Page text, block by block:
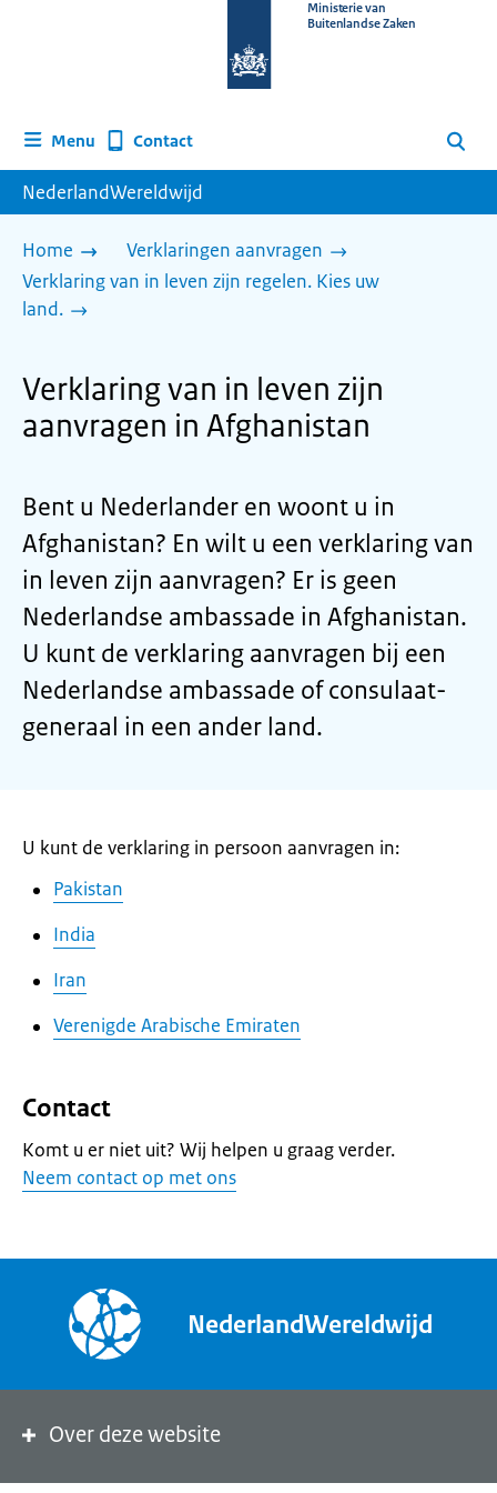
homepage
Ministerie van
Buitenlandse Zaken
Menu Contact Zoeken
NederlandWereldwijd
Home
Verklaringen aanvragen
Verklaring van in leven zijn regelen. Kies uw
land.
Verklaring van in leven zijn
aanvragen in Afghanistan
Bent u Nederlander en woont u in
Afghanistan? En wilt u een verklaring van
in leven zijn aanvragen? Er is geen
Nederlandse ambassade in Afghanistan.
U kunt de verklaring aanvragen bij een
Nederlandse ambassade of consulaat-
generaal in een ander land.
U kunt de verklaring in persoon aanvragen in:
Pakistan
India
Iran
Verenigde Arabische Emiraten
Contact
Komt u er niet uit? Wij helpen u graag verder.
Neem contact op met ons
NederlandWereldwijd
Over deze website